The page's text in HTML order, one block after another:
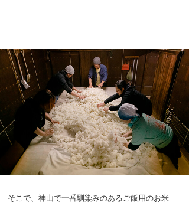
そこで、神山で一番馴染みのあるご飯用のお米